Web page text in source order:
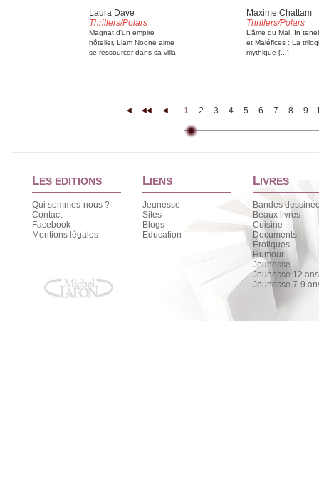
Laura Dave
Thrillers/Polars
Magnat d’un empire
hôtelier, Liam Noone aime
se ressourcer dans sa villa
Maxime Chattam
Thrillers/Polars
L’âme du Mal, In
et Maléfices : La
mythique [...]
1 2 3 4 5 6 7 8 9
LES EDITIONS
Qui sommes-nous ?
Contact
Facebook
Mentions légales
LIENS
Jeunesse
Sites
Blogs
Education
LIVRES
Bandes
Beaux livres
Cuisine
Documents
Érotiques
Humour
Jeunesse
Jeunesse 12
Jeunesse 7-9